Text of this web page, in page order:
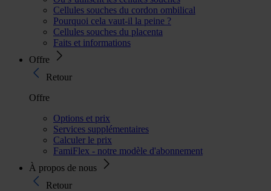
Cellules souches du cordon ombilical
Pourquoi cela vaut-il la peine ?
Cellules souches du placenta
Faits et informations
Offre
Retour
Offre
Options et prix
Services supplémentaires
Calculer le prix
FamiFlex - notre modèle d'abonnement
À propos de nous
Retour